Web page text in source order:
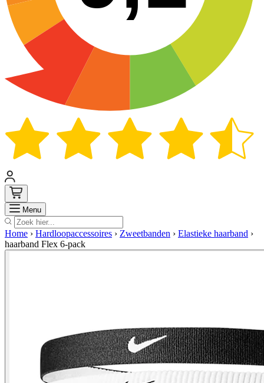
Menu Zoek
Home › Hardloopaccessoires › Zweetbanden › Elastieke haarband ›
haarband Flex 6-pack